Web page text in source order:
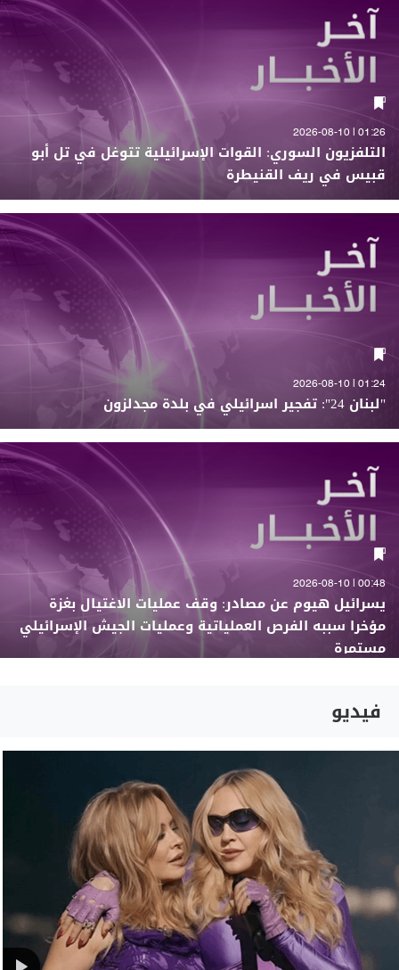
01:26 | 2026-08-10
التلفزيون السوري: القوات الإسرائيلية تتوغل في تل أبو
قبيس في ريف القنيطرة
01:24 | 2026-08-10
"لبنان 24": تفجير اسرائيلي في بلدة مجدلزون
00:48 | 2026-08-10
يسرائيل هيوم عن مصادر: وقف عمليات الاغتيال بغزة
مؤخرا سببه الفرص العملياتية وعمليات الجيش الإسرائيلي
مستمرة
فيديو